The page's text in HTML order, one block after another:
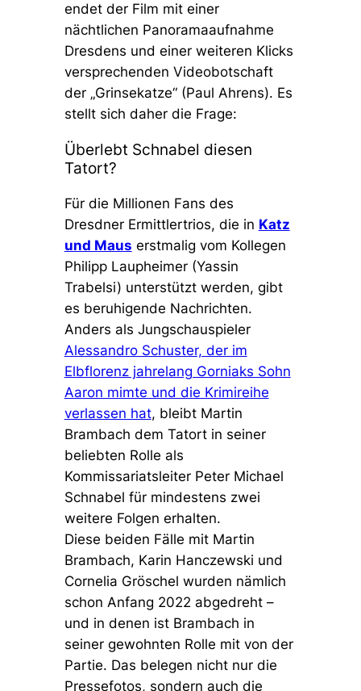
endet der Film mit einer
nächtlichen Panoramaaufnahme
Dresdens und einer weiteren Klicks
versprechenden Videobotschaft
der „Grinsekatze“ (Paul Ahrens). Es
stellt sich daher die Frage:
Überlebt Schnabel diesen
Tatort?
Für die Millionen Fans des
Dresdner Ermittlertrios, die in Katz
und Maus erstmalig vom Kollegen
Philipp Laupheimer (Yassin
Trabelsi) unterstützt werden, gibt
es beruhigende Nachrichten.
Anders als Jungschauspieler
Alessandro Schuster, der im
Elbflorenz jahrelang Gorniaks Sohn
Aaron mimte und die Krimireihe
verlassen hat, bleibt Martin
Brambach dem Tatort in seiner
beliebten Rolle als
Kommissariatsleiter Peter Michael
Schnabel für mindestens zwei
weitere Folgen erhalten.
Diese beiden Fälle mit Martin
Brambach, Karin Hanczewski und
Cornelia Gröschel wurden nämlich
schon Anfang 2022 abgedreht –
und in denen ist Brambach in
seiner gewohnten Rolle mit von der
Partie. Das belegen nicht nur die
Pressefotos, sondern auch die